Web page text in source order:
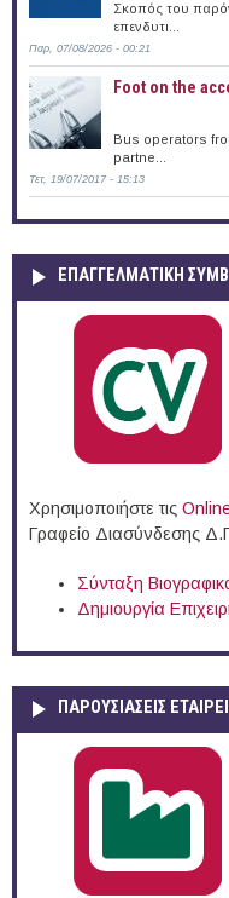
Σκοπός του
επενδυτι...
Παρ, 07/08/2026 - 00:21
Foot on the
Bus operators
partne...
Τετ, 19/07/2017 - 15:13
ΕΠΑΓΓΕΛΜΑΤΙΚΉ
Χρησιμοποιήστε τις
Γραφείο Διασύνδεσης
Σύνταξη
Δημιουργία
ΠΑΡΟΥΣΙΆΣΕΙΣ